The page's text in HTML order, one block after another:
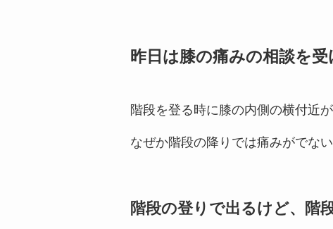
昨日は膝の痛みの相談を受
階段を登る時に膝の内側の横付近
なぜか階段の降りでは痛みがでな
階段の登りで出るけど、階